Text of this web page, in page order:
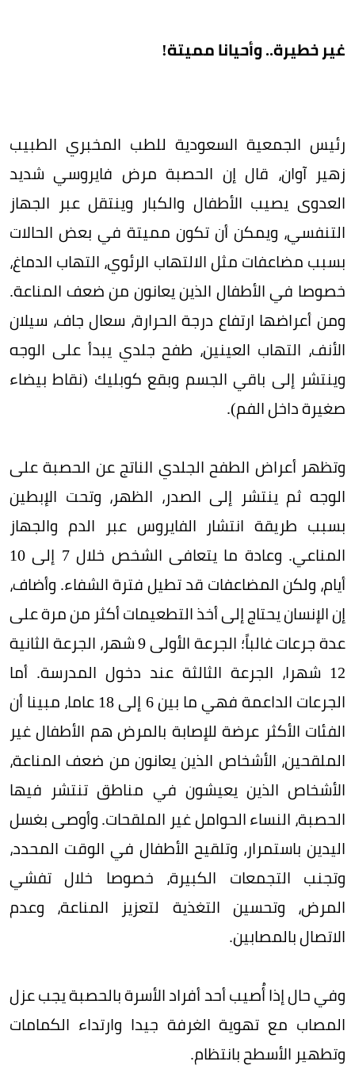
غير خطيرة.. وأحيانا مميتة!
رئيس الجمعية السعودية للطب المخبري الطبيب
زهير آوان، قال إن الحصبة مرض فايروسي شديد
العدوى يصيب الأطفال والكبار وينتقل عبر الجهاز
التنفسي، ويمكن أن تكون مميتة في بعض الحالات
بسبب مضاعفات مثل الالتهاب الرئوي، التهاب الدماغ،
خصوصا في الأطفال الذين يعانون من ضعف المناعة.
ومن أعراضها ارتفاع درجة الحرارة، سعال جاف، سيلان
الأنف، التهاب العينين، طفح جلدي يبدأ على الوجه
وينتشر إلى باقي الجسم وبقع كوبليك (نقاط بيضاء
صغيرة داخل الفم).
وتظهر أعراض الطفح الجلدي الناتج عن الحصبة على
الوجه ثم ينتشر إلى الصدر، الظهر، وتحت الإبطين
بسبب طريقة انتشار الفايروس عبر الدم والجهاز
المناعي. وعادة ما يتعافى الشخص خلال 7 إلى 10
أيام، ولكن المضاعفات قد تطيل فترة الشفاء. وأضاف،
إن الإنسان يحتاج إلى أخذ التطعيمات أكثر من مرة على
عدة جرعات غالباً؛ الجرعة الأولى 9 شهر، الجرعة الثانية
12 شهرا، الجرعة الثالثة عند دخول المدرسة. أما
الجرعات الداعمة فهي ما بين 6 إلى 18 عاما، مبينا أن
الفئات الأكثر عرضة للإصابة بالمرض هم الأطفال غير
الملقحين، الأشخاص الذين يعانون من ضعف المناعة،
الأشخاص الذين يعيشون في مناطق تنتشر فيها
الحصبة، النساء الحوامل غير الملقحات. وأوصى بغسل
اليدين باستمرار، وتلقيح الأطفال في الوقت المحدد،
وتجنب التجمعات الكبيرة، خصوصا خلال تفشي
المرض، وتحسين التغذية لتعزيز المناعة، وعدم
الاتصال بالمصابين.
وفي حال إذا أُصيب أحد أفراد الأسرة بالحصبة يجب عزل
المصاب مع تهوية الغرفة جيدا وارتداء الكمامات
وتطهير الأسطح بانتظام.